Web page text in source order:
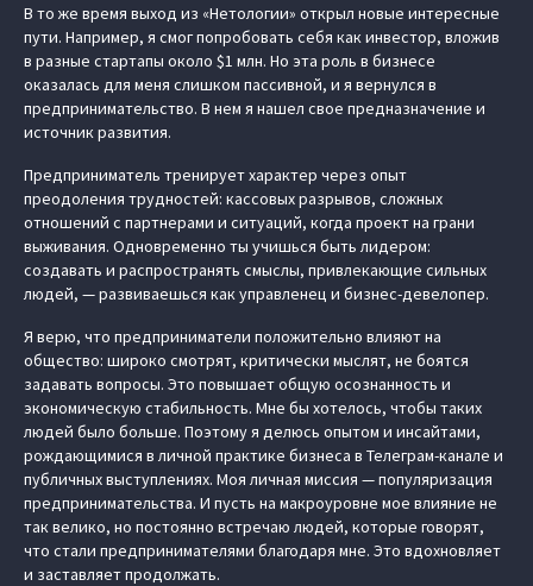
В то же время выход из «Нетологии» открыл новые интересные
пути. Например, я смог попробовать себя как инвестор, вложив
в разные стартапы около $1 млн. Но эта роль в бизнесе
оказалась для меня слишком пассивной, и я вернулся в
предпринимательство. В нем я нашел свое предназначение и
источник развития.
Предприниматель тренирует характер через опыт
преодоления трудностей: кассовых разрывов, сложных
отношений с партнерами и ситуаций, когда проект на грани
выживания. Одновременно ты учишься быть лидером:
создавать и распространять смыслы, привлекающие сильных
людей, — развиваешься как управленец и бизнес-девелопер.
Я верю, что предприниматели положительно влияют на
общество: широко смотрят, критически мыслят, не боятся
задавать вопросы. Это повышает общую осознанность и
экономическую стабильность. Мне бы хотелось, чтобы таких
людей было больше. Поэтому я делюсь опытом и инсайтами,
рождающимися в личной практике бизнеса в Телеграм-канале и
публичных выступлениях. Моя личная миссия — популяризация
предпринимательства. И пусть на макроуровне мое влияние не
так велико, но постоянно встречаю людей, которые говорят,
что стали предпринимателями благодаря мне. Это вдохновляет
и заставляет продолжать.